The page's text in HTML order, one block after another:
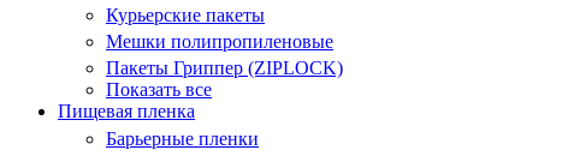
Курьерские пакеты
Мешки полипропиленовые
Пакеты Гриппер (ZIPLOCK)
Показать все
Пищевая пленка
Барьерные пленки